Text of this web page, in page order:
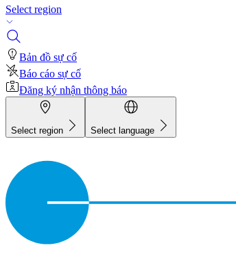
Select region
Bản đồ sự cố
Báo cáo sự cố
Đăng ký nhận thông báo
Select region Select language